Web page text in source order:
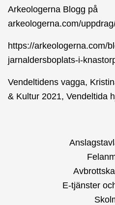
Arkeologerna Blogg på
arkeologerna.com/
https://arkeologerna.com/
jarnaldersboplats-i-
Vendeltidens vagga,
& Kultur 2021, Vendeltida
E-tjänster